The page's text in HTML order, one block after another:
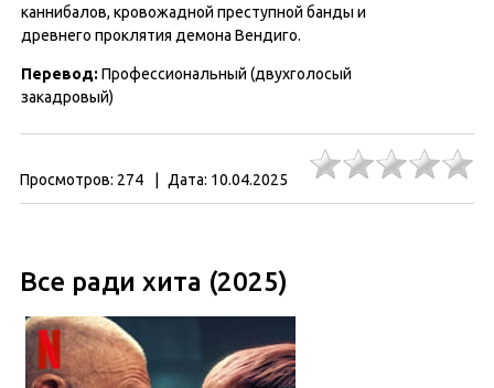
каннибалов, кровожадной преступной банды и
древнего проклятия демона Вендиго.
Перевод: Профессиональный (двухголосый
закадровый)
Просмотров: 274 Дата: 10.04.2025
Все ради хита (2025)